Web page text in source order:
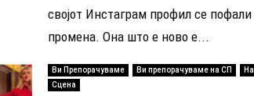
својот Инстаграм профил се
промена. Она што е ново е...
Ви Препорачуваме Ви препорачуваме на СП
Сцена